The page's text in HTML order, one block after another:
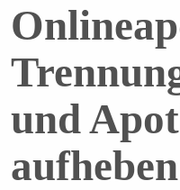
und
aufheben